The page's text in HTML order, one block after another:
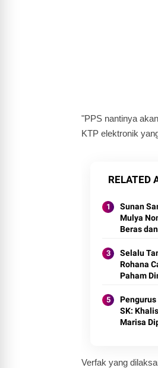
"PPS nantinya
KTP elektronik
RELATED
Sunan
Mulya
Beras
Selalu
Rohana
Paham
Pengurus
SK:
Marisa
Verfak yang